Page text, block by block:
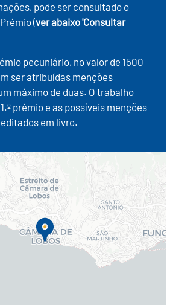
pode ser consultado o
(ver abaixo 'Consultar
pecuniário, no valor de 1500
ser atribuídas menções
máximo de duas. O trabalho
prémio e as possíveis menções
em livro.